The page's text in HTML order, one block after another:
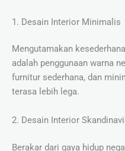
1. Desain Interior Minimalis
Mengutamakan
adalah penggunaan warna
furnitur sederhana, dan
terasa lebih lega.
2. Desain Interior
Berakar dari gaya hidup